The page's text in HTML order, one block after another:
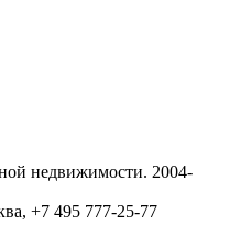
недвижимости. 2004-
+7 495 777-25-77